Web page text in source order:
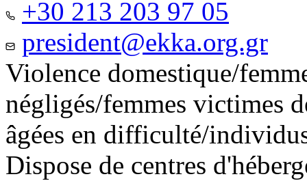
+30 213 203 97 05
president@ekka.org.gr
Violence domestique/
négligés/femmes victimes
âgées en difficulté/
Dispose de centres